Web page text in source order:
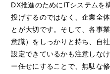
DX推進のためにITシステムを
投げするのではなく、企業全
とが大切です。そして、各事
意識）をしっかりと持ち、自
設定できているかも注意しな
ー任せにすることで、無駄な